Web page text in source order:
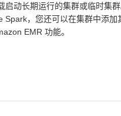
启动长期运行的集群或临时集
Spark，您还可以在集群中添加
EMR 功能。